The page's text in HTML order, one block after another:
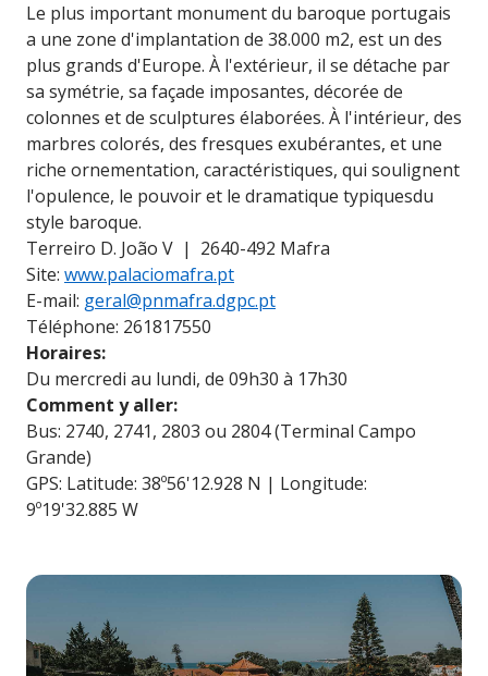
Le plus important monument du baroque portugais
a une zone d'implantation de 38.000 m2, est un des
plus grands d'Europe. À l'extérieur, il se détache par
sa symétrie, sa façade imposantes, décorée de
colonnes et de sculptures élaborées. À l'intérieur, des
marbres colorés, des fresques exubérantes, et une
riche ornementation, caractéristiques, qui soulignent
l'opulence, le pouvoir et le dramatique typiquesdu
style baroque.
Terreiro D. João V | 2640-492 Mafra
Site: www.palaciomafra.pt
E-mail: geral@pnmafra.dgpc.pt
Téléphone: 261817550
Horaires:
Du mercredi au lundi, de 09h30 à 17h30
Comment y aller:
Bus: 2740, 2741, 2803 ou 2804 (Terminal Campo
Grande)
GPS: Latitude: 38º56'12.928 N | Longitude:
9º19'32.885 W